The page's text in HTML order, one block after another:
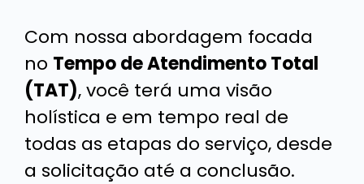
Com nossa abordagem focada
no Tempo de Atendimento Total
(TAT),você terá uma visão
holística e em tempo real de
todas as etapas do serviço, desde
a solicitação até a conclusão.